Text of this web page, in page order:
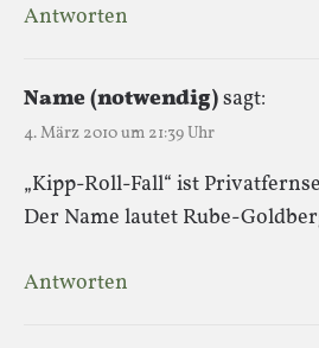
Antworten
Name (notwendig)sagt:
4. März 2010 um 21:39 Uhr
„Kipp-Roll-Fall“ ist
Der Name lautet Rube-
Antworten